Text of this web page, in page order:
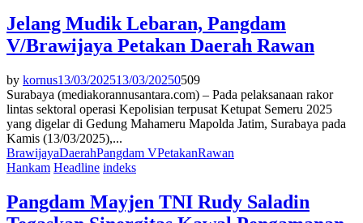
Jelang Mudik Lebaran, Pangdam
V/Brawijaya Petakan Daerah Rawan
by kornus13/03/202513/03/20250509
Surabaya (mediakorannusantara.com) – Pada pelaksanaan rakor
lintas sektoral operasi Kepolisian terpusat Ketupat Semeru 2025
yang digelar di Gedung Mahameru Mapolda Jatim, Surabaya pada
Kamis (13/03/2025),...
BrawijayaDaerahPangdam VPetakanRawan
Hankam Headline indeks
Pangdam Mayjen TNI Rudy Saladin